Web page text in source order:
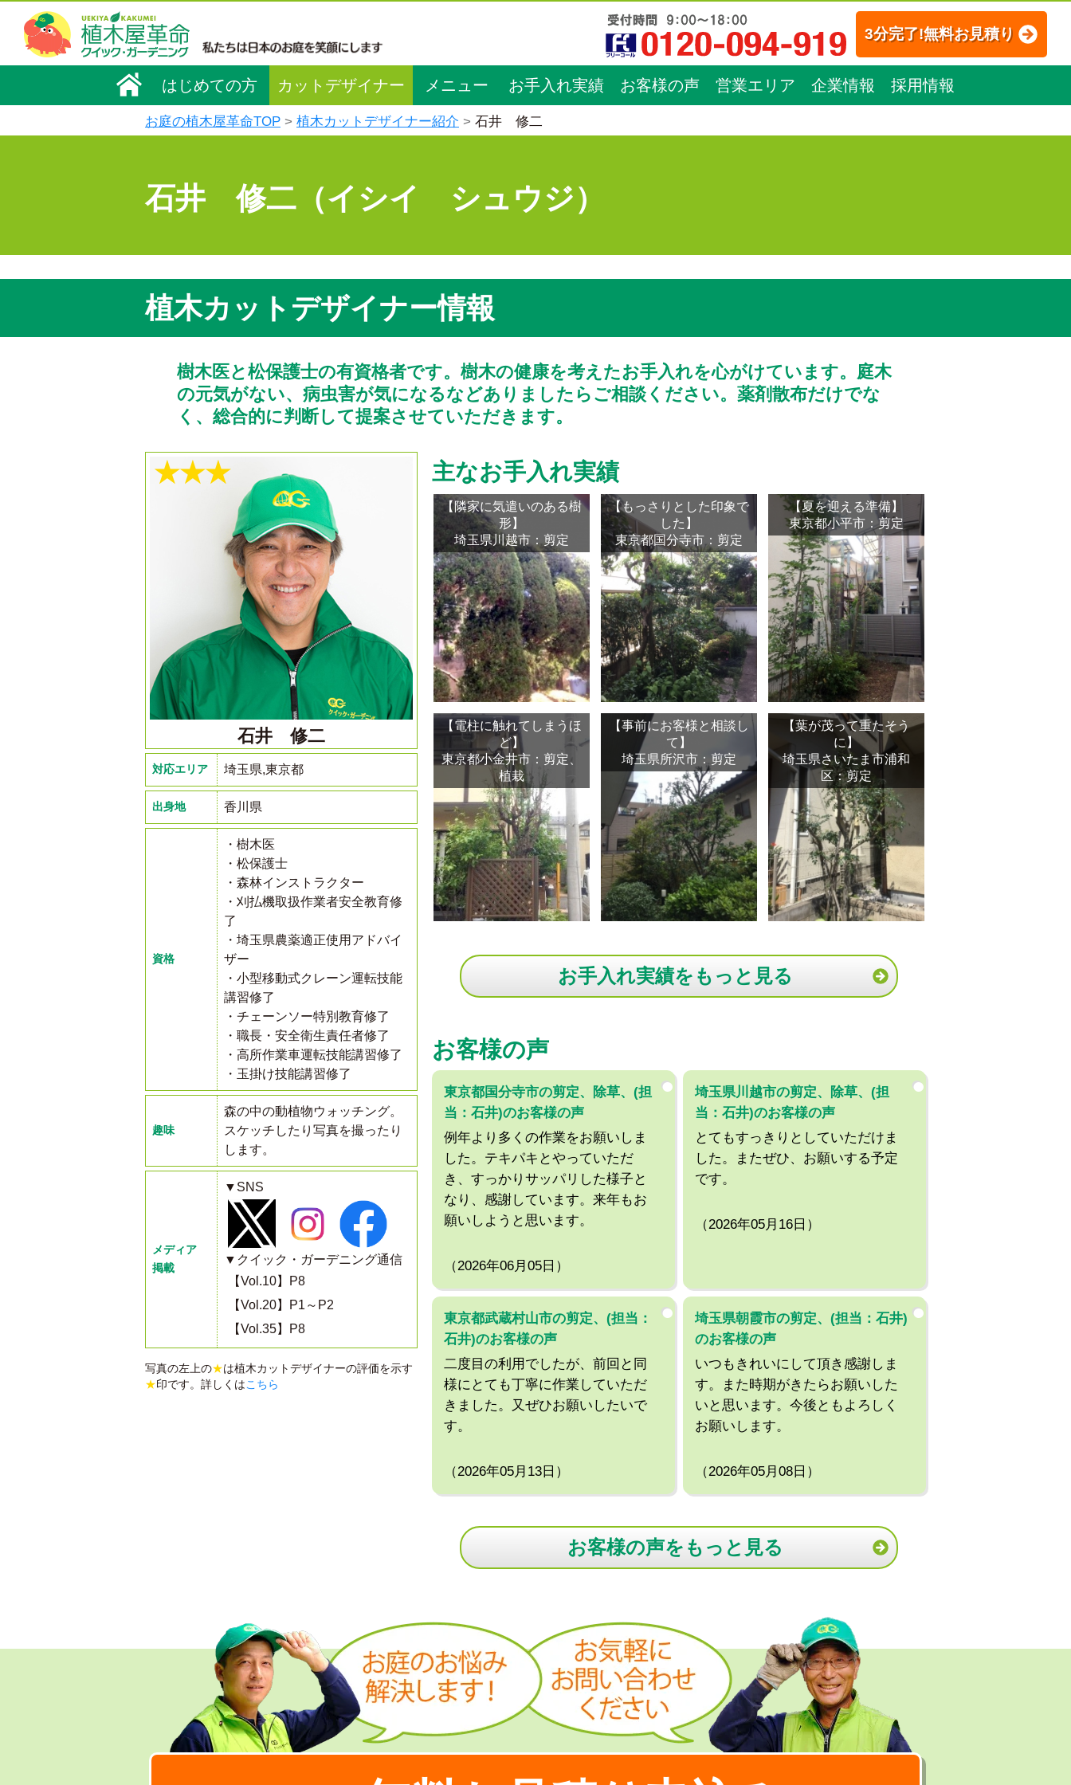
3分完了!無料お見積り
はじめての方 カットデザイナー メニュー お手入れ実績 お客様の声 営業エリア 企業情報 採用情報
お庭の植木屋革命TOP 植木カットデザイナー紹介 石井 修二
石井 修二（イシイ シュウジ）
植木カットデザイナー情報
樹木医と松保護士の有資格者です。樹木の健康を考えたお手入れを心がけています。庭木
の元気がない、病虫害が気になるなどありましたらご相談ください。薬剤散布だけでな
く、総合的に判断して提案させていただきます。
★★★
石井 修二
対応エリア 埼玉県,東京都
出身地 香川県
資格
・樹木医
・松保護士
・森林インストラクター
・刈払機取扱作業者安全教育修
了
・埼玉県農薬適正使用アドバイ
ザー
・小型移動式クレーン運転技能
講習修了
・チェーンソー特別教育修了
・職長・安全衛生責任者修了
・高所作業車運転技能講習修了
・玉掛け技能講習修了
趣味
森の中の動植物ウォッチング。
スケッチしたり写真を撮ったり
します。
メディア
掲載
▼SNS
▼クイック・ガーデニング通信
【Vol.10】P8
【Vol.20】P1～P2
【Vol.35】P8
写真の左上の★は植木カットデザイナーの評価を示す
★印です。詳しくはこちら
主なお手入れ実績
【隣家に気遣いのある樹
形】
埼玉県川越市：剪定
【もっさりとした印象で
した】
東京都国分寺市：剪定
【夏を迎える準備】
東京都小平市：剪定
【電柱に触れてしまうほ
ど】
東京都小金井市：剪定、
植栽
【事前にお客様と相談し
て】
埼玉県所沢市：剪定
【葉が茂って重たそう
に】
埼玉県さいたま市浦和
区：剪定
お手入れ実績をもっと見る
お客様の声
東京都国分寺市の剪定、除草、(担
当：石井)のお客様の声
例年より多くの作業をお願いしま
した。テキパキとやっていただ
き、すっかりサッパリした様子と
なり、感謝しています。来年もお
願いしようと思います。
（2026年06月05日）
埼玉県川越市の剪定、除草、(担
当：石井)のお客様の声
とてもすっきりとしていただけま
した。またぜひ、お願いする予定
です。
（2026年05月16日）
東京都武蔵村山市の剪定、(担当：
石井)のお客様の声
二度目の利用でしたが、前回と同
様にとても丁寧に作業していただ
きました。又ぜひお願いしたいで
す。
（2026年05月13日）
埼玉県朝霞市の剪定、(担当：石井)
のお客様の声
いつもきれいにして頂き感謝しま
す。また時期がきたらお願いした
いと思います。今後ともよろしく
お願いします。
（2026年05月08日）
お客様の声をもっと見る